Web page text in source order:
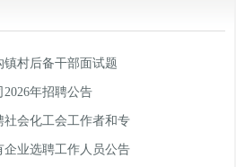
镇村后备干部面试题
年招聘公告
会化工会工作者和专
企业选聘工作人员公告